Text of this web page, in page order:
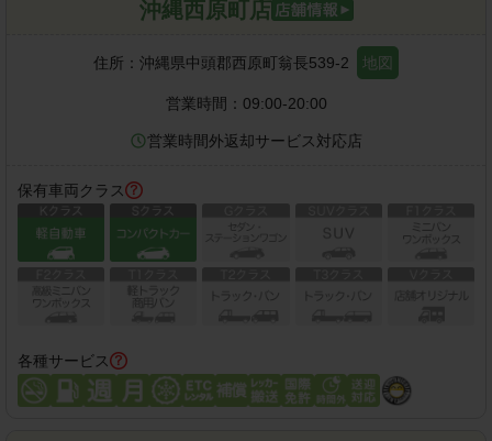
沖縄西原町店
住所： 沖縄県中頭郡西原町翁長539-2 地図
営業時間： 09:00-20:00
営業時間外返却サービス対応店
保有車両クラス
各種サービス